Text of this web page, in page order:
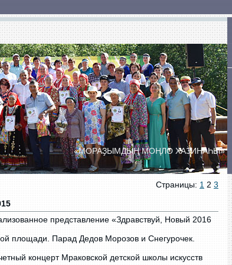
«МОРАҘЫМДЫҢ МОҢЛО ХАЗИНАҺЫ»
«БӘЙЕМБӘТ УЙЫНДАРЫ»
ПРАЗДНИК ДУХОВОЙ МУЗЫКИ
Страницы: 1 2 3
представление «Здравствуй, Новый 2016
площади. Парад Дедов Морозов и Снегурочек.
концерт Мраковской детской школы искусств